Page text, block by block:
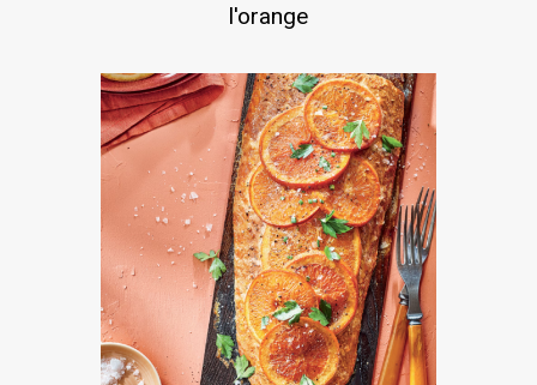
l'orange